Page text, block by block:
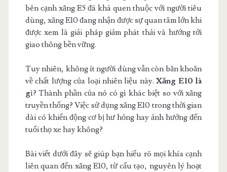
bên cạnh xăng E5 đã khá quen thuộc với người tiêu
dùng, xăng E10 đang nhận được sự quan tâm lớn khi
được xem là giải pháp giảm phát thải và hướng tới
giao thông bền vững.
Tuy nhiên, không ít người dùng vẫn còn băn khoăn
về chất lượng của loại nhiên liệu này.Xăng E10 là
gì? Thành phần của nó có gì khác biệt so với xăng
truyền thống? Việc sử dụng xăng E10 trong thời gian
dài có khiến động cơ bị hư hỏng hay ảnh hưởng đến
tuổi thọ xe hay không?
Bài viết dưới đây sẽ giúp bạn hiểu rõ mọi khía cạnh
liên quan đến xăng E10, từ cấu tạo, nguyên lý hoạt